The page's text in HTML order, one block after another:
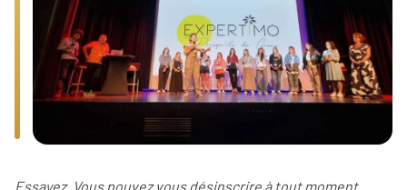
réunion
d'info
Nos
conseils
Tous
conseils
Essayez. Vous pouvez vous désinscrire à tout moment.